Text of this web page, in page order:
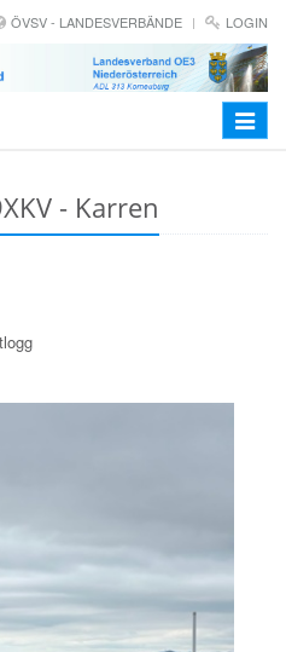
ÖVSV - LANDESVERBÄNDE LOGIN
Toggle
- Karren